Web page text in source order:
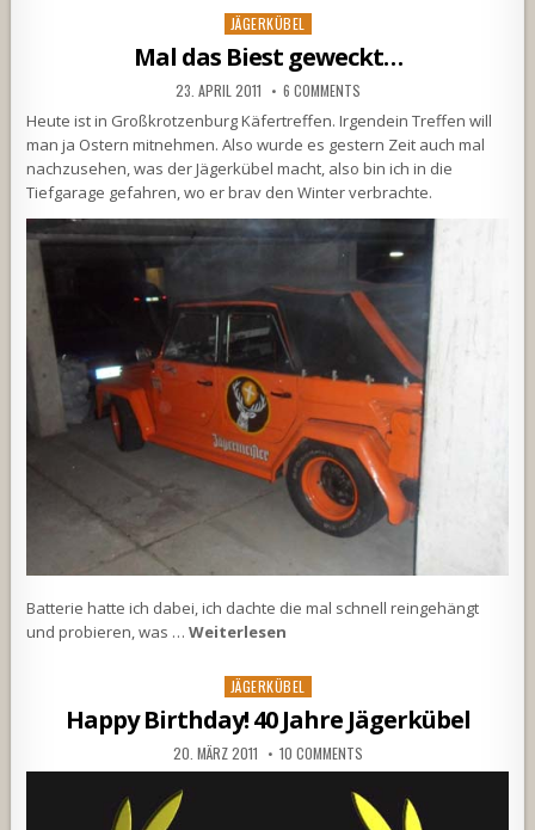
Posted
in
JÄGERKÜBEL
Mal das Biest geweckt…
23. APRIL 2011 6 COMMENTS
Heute ist in Großkrotzenburg Käfertreffen. Irgendein Treffen will
man ja Ostern mitnehmen. Also wurde es gestern Zeit auch mal
nachzusehen, was der Jägerkübel macht, also bin ich in die
Tiefgarage gefahren, wo er brav den Winter verbrachte.
Batterie hatte ich dabei, ich dachte die mal schnell reingehängt
und probieren, was …Weiterlesen
Posted
JÄGERKÜBEL
Happy Birthday! 40 Jahre Jägerkübel
20. MÄRZ 2011 10 COMMENTS